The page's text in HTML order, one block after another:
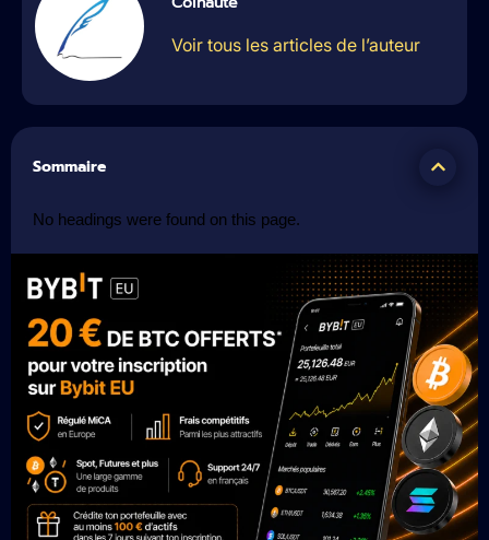
Voir tous les articles de l’auteur
Sommaire
No headings were found on this page.